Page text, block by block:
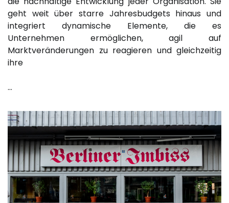
geht weit über starre Jahresbudgets hinaus und
integriert dynamische Elemente, die es
Unternehmen ermöglichen, agil auf
Marktveränderungen zu reagieren und gleichzeitig
ihre
…